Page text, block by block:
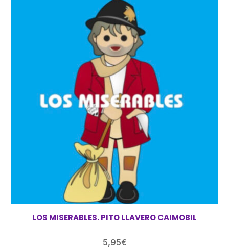
LOS MISERABLES. PITO LLAVERO CAIMOBIL
5,95€